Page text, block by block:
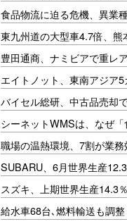
食品物流に迫る危機、異業
東九州道の大型車4.7倍、熊
豊田通商、ナミビアで重レ
エイトノット、東南アジア
バイセル総研、中古品売却
シーネットWMSは、なぜ
職場の温熱環境、7割が業
SUBARU、6月世界生産
スズキ、上期世界生産14.3
給水車68台､燃料輸送も調